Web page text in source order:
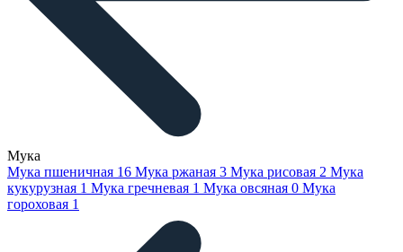
Мука
Мука пшеничная 16 Мука ржаная 3 Мука рисовая 2 Мука
кукурузная 1 Мука гречневая 1 Мука овсяная 0 Мука
гороховая 1